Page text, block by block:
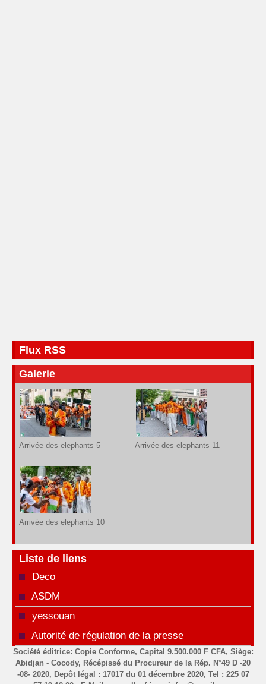
Flux RSS
Galerie
Arrivée des elephants 5 Arrivée des elephants 11
Arrivée des elephants 10
Liste de liens
Deco
ASDM
yessouan
Autorité de régulation de la presse
Société éditrice: Copie Conforme, Capital 9.500.000 F CFA, Siège:
Abidjan - Cocody, Récépissé du Procureur de la Rép. N°49 D -20
-08- 2020, Depôt légal : 17017 du 01 décembre 2020, Tel : 225 07